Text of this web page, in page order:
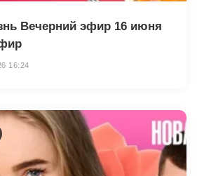
Вечерний эфир 16 июня
16:24